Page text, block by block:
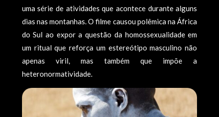
uma série de atividades que acontece durante alguns
dias nas montanhas. O filme causou polêmica na África
do Sul ao expor a questão da homossexualidade em
um ritual que reforça um estereótipo masculino não
apenas viril, mas também que impõe a
heteronormatividade.